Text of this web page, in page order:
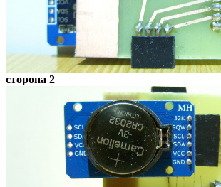
сторона 2